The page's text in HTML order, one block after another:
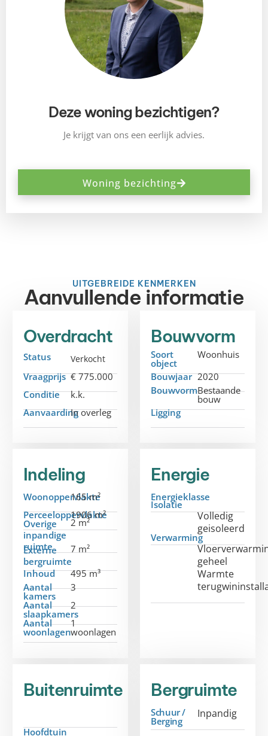
Deze woning bezichtigen?
Je krijgt van ons een eerlijk advies.
Woning bezichting
UITGEBREIDE KENMERKEN
Aanvullende informatie
Overdracht
Status Verkocht
Vraagprijs € 775.000
Conditie
k.k.
AanvaardingIn overleg
Bouwvorm
Soort
object
Woonhuis
Bouwjaar 2020
BouwvormBestaande
bouw
Ligging
Indeling
Woonoppervlakte
165 m²
Perceeloppervlakte
1906 m²
Overige
inpandige
ruimte
2 m²
Externe
bergruimte
7 m²
Inhoud
495 m³
Aantal
kamers
3
Aantal
slaapkamers
2
Aantal
woonlagen
1
woonlagen
Energie
Energieklasse
Isolatie
Volledig
geisoleerd
Verwarming
geheel
Warmte
Buitenruimte
Hoofdtuin
Bergruimte
Schuur /
Berging
Inpandig